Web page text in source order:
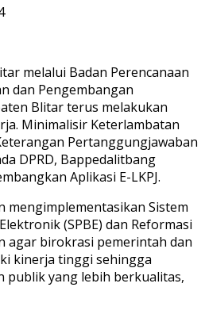
melalui Badan Perencanaan
dan Pengembangan
Blitar terus melakukan
Minimalisir Keterlambatan
Pertanggungjawaban
DPRD, Bappedalitbang
Aplikasi E-LKPJ.
mengimplementasikan Sistem
(SPBE) dan Reformasi
agar birokrasi pemerintah dan
kinerja tinggi sehingga
publik yang lebih berkualitas,